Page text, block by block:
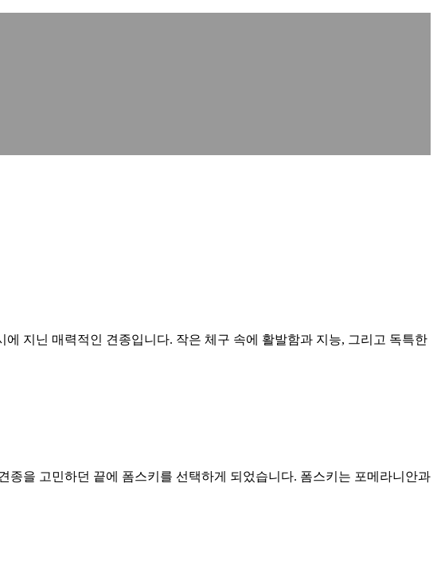
지닌 매력적인 견종입니다. 작은 체구 속에 활발함과 지능, 그리고 독특한
을 고민하던 끝에 폼스키를 선택하게 되었습니다. 폼스키는 포메라니안과